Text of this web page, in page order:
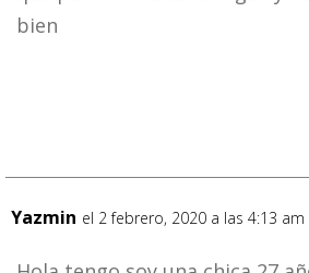
bien
Yazmin el 2 febrero, 2020 a las 4:13 am